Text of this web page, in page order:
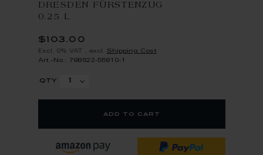
DRESDEN FÜRSTENZUG
0.25 L
$103.00
Excl. 0% VAT excl. Shipping Cost
Art.-No.: 79B622-55810-1
qty
add to cart